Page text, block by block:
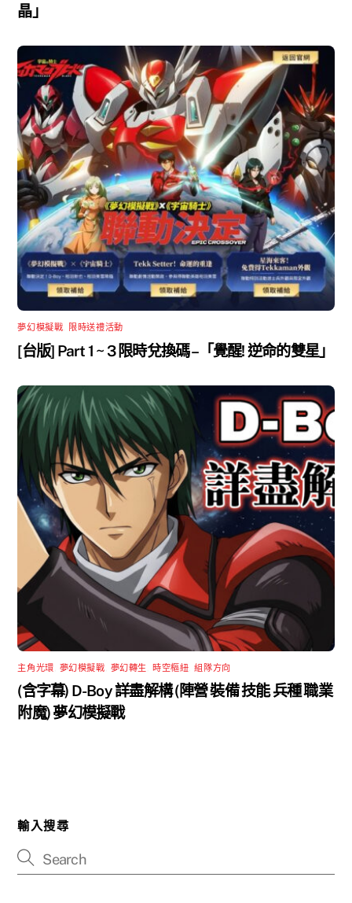
晶」
夢幻模擬戰 限時送禮活動
[台版] Part 1 ~ 3 限時兌換碼 –「覺醒! 逆命的雙星」
主角光環 夢幻模擬戰 夢幻轉生 ,時空樞紐 ,組隊方向
(含字幕) D-Boy 詳盡解構 (陣營 裝備 技能 兵種 職業
附魔) 夢幻模擬戰
輸入搜尋